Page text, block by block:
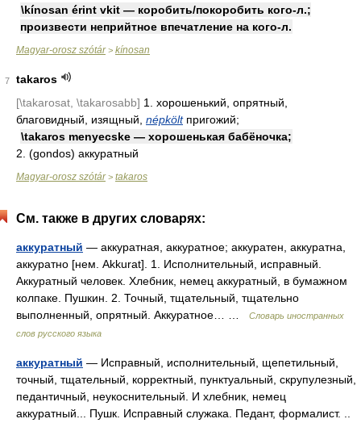
\kínosan érint vkit — коробить/покоробить кого-л.;
произвести неприйтное впечатление на кого-л.
Magyar-orosz szótár> kínosan
7
takaros
[\takarosat, \takarosabb] 1. хорошенький, опрятный,
благовидный, изящный, népköltпригожий;
\takaros menyecske — хорошенькая бабёночка;
2. (gondos) аккуратный
Magyar-orosz szótár> takaros
См. также в других словарях:
аккуратный — аккуратная, аккуратное; аккуратен, аккуратна,
аккуратно [нем. Akkurat]. 1. Исполнительный, исправный.
Аккуратный человек. Хлебник, немец аккуратный, в бумажном
колпаке. Пушкин. 2. Точный, тщательный, тщательно
выполненный, опрятный. Аккуратное… …
Словарь иностранных
слов русского языка
аккуратный — Исправный, исполнительный, щепетильный,
точный, тщательный, корректный, пунктуальный, скрупулезный,
педантичный, неукоснительный. И хлебник, немец
аккуратный... Пушк. Исправный служака. Педант, формалист. ..